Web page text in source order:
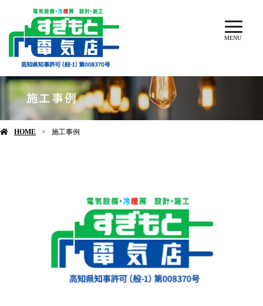
MENU
施工事例
HOME 施工事例